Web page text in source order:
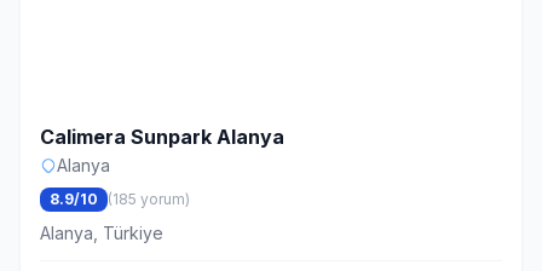
Calimera Sunpark Alanya
Alanya
8.9/10 (185 yorum)
Alanya, Türkiye